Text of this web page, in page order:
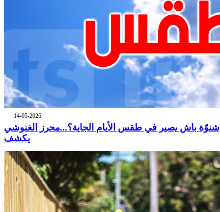
14-05-2026
شنوّة باش يصير في طقس الأيام الجاية؟...محرز الغنوشي
يكشف